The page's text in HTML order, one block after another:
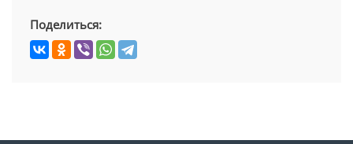
Поделиться: